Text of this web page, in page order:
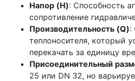
Напор (H): Способность
сопротивление
Производительность (Q):
теплоносителя, который
перекачать за единицу
Присоединительный
25 или DN 32, но